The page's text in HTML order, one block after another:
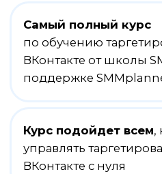
+4
обучение в любое время
+
профессиональных
видео-уроков
+30
Блока
БЕСПЛАТНЫЙ
ПОЛНЫЙ КУРС